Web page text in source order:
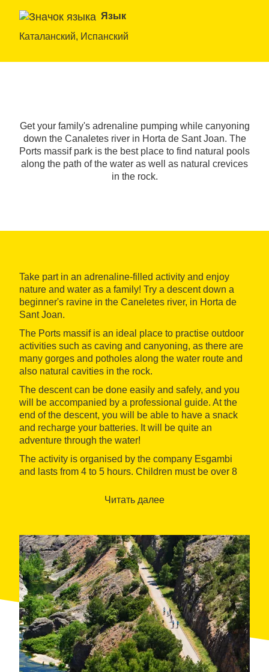
Язык
Каталанский, Испанский
Get your family's adrenaline pumping while canyoning
down the Canaletes river in Horta de Sant Joan. The
Ports massif park is the best place to find natural pools
along the path of the water as well as natural crevices
in the rock.
Take part in an adrenaline-filled activity and enjoy
nature and water as a family! Try a descent down a
beginner's ravine in the Caneletes river, in Horta de
Sant Joan.
The Ports massif is an ideal place to practise outdoor
activities such as caving and canyoning, as there are
many gorges and potholes along the water route and
also natural cavities in the rock.
The descent can be done easily and safely, and you
will be accompanied by a professional guide. At the
end of the descent, you will be able to have a snack
and recharge your batteries. It will be quite an
adventure through the water!
The activity is organised by the company Esgambi
and lasts from 4 to 5 hours. Children must be over 8
When: spring and summer.
Organised by: Esgambi
Читать далее